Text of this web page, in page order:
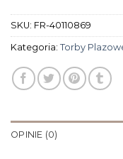
SKU: FR-40110869
Kategoria: Torby
OPINIE (0)